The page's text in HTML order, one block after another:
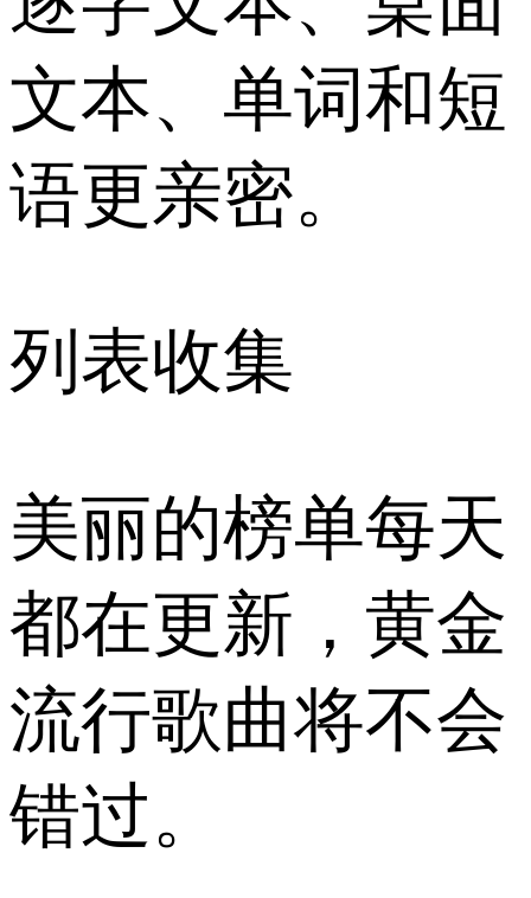
文本、单词和短
语更亲密。
列表收集
美丽的榜单每天
都在更新，黄金
流行歌曲将不会
错过。